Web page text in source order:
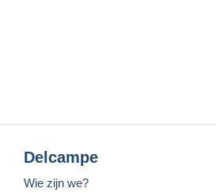
Delcampe
Wie zijn we?